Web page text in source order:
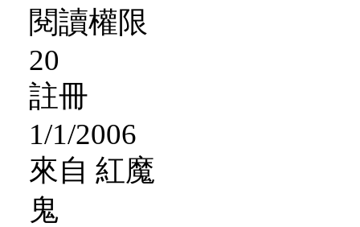
閱讀權限
20
註冊
1/1/2006
來自 紅魔
鬼